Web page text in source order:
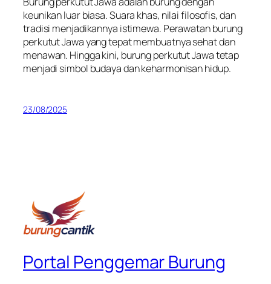
keunikan luar biasa. Suara khas, nilai filosofis, dan
tradisi menjadikannya istimewa. Perawatan burung
perkutut Jawa yang tepat membuatnya sehat dan
menawan. Hingga kini, burung perkutut Jawa tetap
menjadi simbol budaya dan keharmonisan hidup.
23/08/2025
Portal Penggemar Burung